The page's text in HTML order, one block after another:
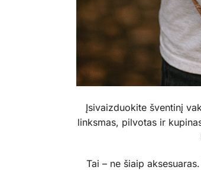
Įsivaizduokite šventinį
linksmas, pilvotas ir
Tai – ne šiaip